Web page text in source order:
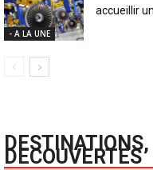
- A LA UNE
accueillir
DECOUVERTES